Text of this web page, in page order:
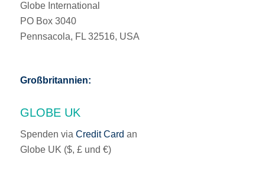
Globe International
PO Box 3040
Pennsacola, FL 32516, USA
Großbritannien:
GLOBE UK
Spenden via Credit Card an
Globe UK ($, £ und €)